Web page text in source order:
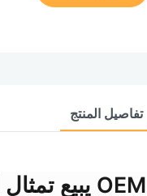
تفاصيل المنتج